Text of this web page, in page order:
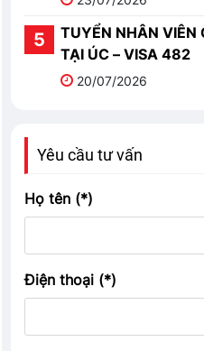
TUYỂN NHÂN VIÊN
TẠI ÚC – VISA 482
20/07/2026
Yêu cầu tư vấn
Họ tên (*)
Điện thoại (*)